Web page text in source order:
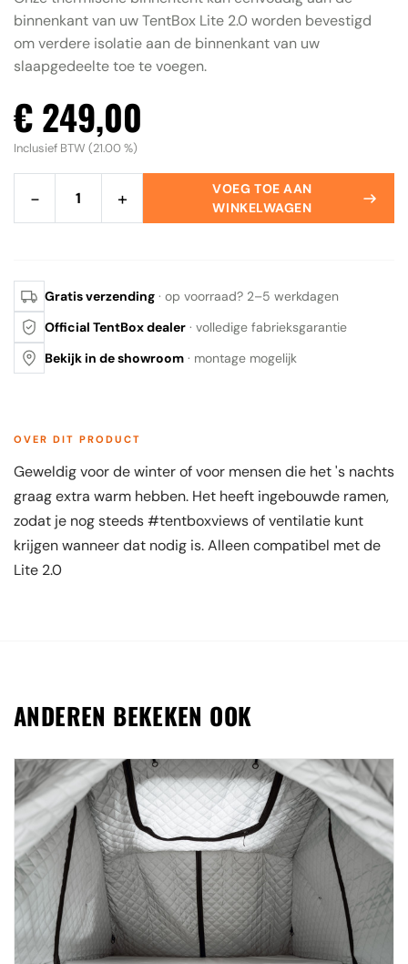
binnenkant van uw TentBox Lite 2.0 worden bevestigd
om verdere isolatie aan de binnenkant van uw
slaapgedeelte toe te voegen.
€ 249,00
Inclusief BTW (21.00 %)
− +
VOEG TOE AAN
WINKELWAGEN
Gratis verzending · op voorraad? 2–5 werkdagen
Official TentBox dealer · volledige fabrieksgarantie
Bekijk in de showroom · montage mogelijk
OVER DIT PRODUCT
Geweldig voor de winter of voor mensen die het 's nachts
graag extra warm hebben. Het heeft ingebouwde ramen,
zodat je nog steeds #tentboxviews of ventilatie kunt
krijgen wanneer dat nodig is. Alleen compatibel met de
Lite 2.0
ANDEREN BEKEKEN OOK